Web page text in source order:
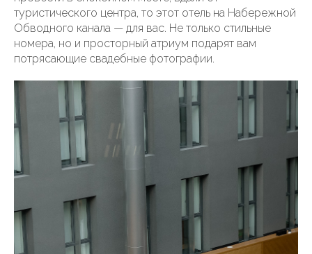
туристического центра, то этот отель на Набережной
Обводного канала — для вас. Не только стильные
номера, но и просторный атриум подарят вам
потрясающие свадебные фотографии.